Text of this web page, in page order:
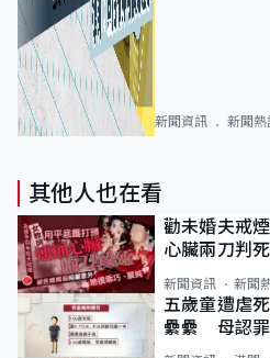
新聞資訊 新聞熱
其他人也在看
勸未婚夫戒
心臟兩刀判
新聞資訊 新聞
五歲童遭虐
纍纍 母認
類案最惡劣